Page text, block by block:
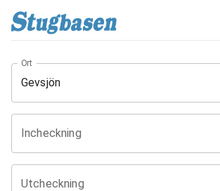
Ort
Incheckning
Utcheckning